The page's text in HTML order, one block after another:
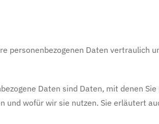
personenbezogenen Daten vertraulich
Daten sind Daten, mit denen
wofür wir sie nutzen. Sie erläutert